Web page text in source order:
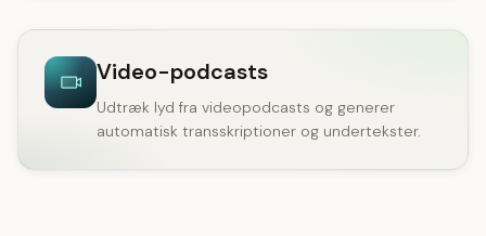
Video-podcasts
Udtræk lyd fra videopodcasts og generer
automatisk transskriptioner og undertekster.